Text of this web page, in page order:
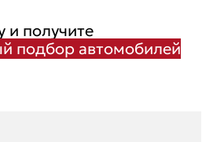
и получите
подбор автомобилей